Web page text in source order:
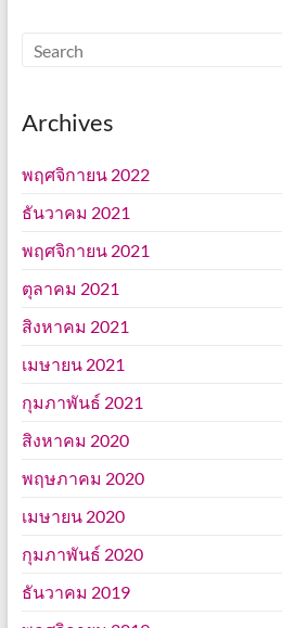
Archives
พฤศจิกายน 2022
ธันวาคม 2021
พฤศจิกายน 2021
ตุลาคม 2021
สิงหาคม 2021
เมษายน 2021
กุมภาพันธ์ 2021
สิงหาคม 2020
พฤษภาคม 2020
เมษายน 2020
กุมภาพันธ์ 2020
ธันวาคม 2019